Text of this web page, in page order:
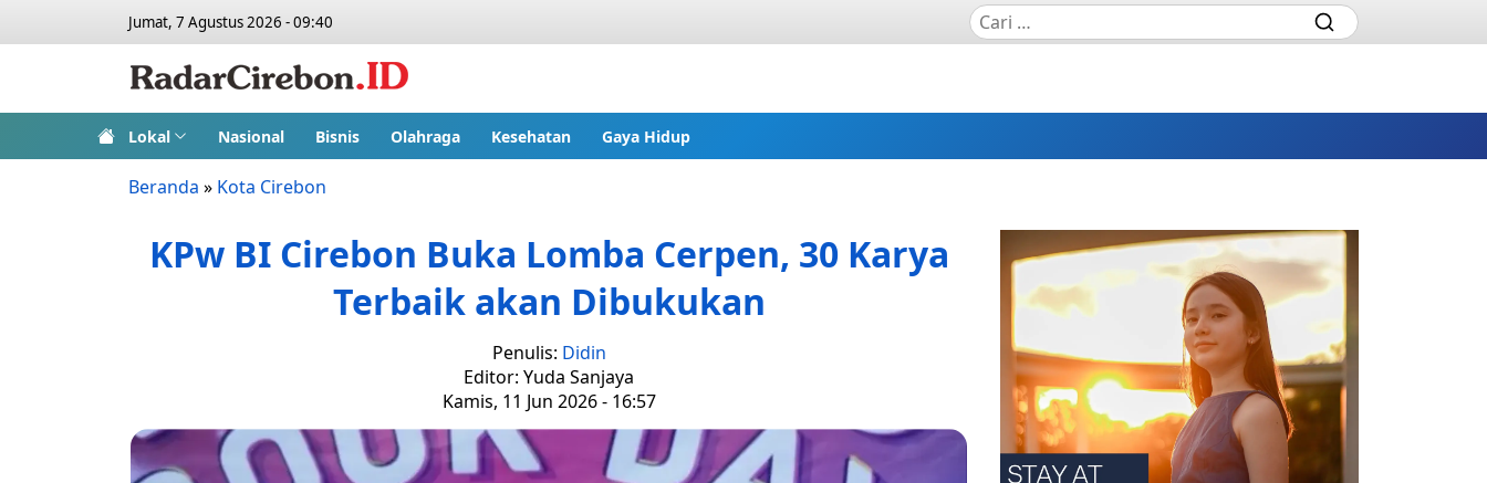
Jumat, 7 Agustus 2026 - 09:40
Lokal Nasional Bisnis Olahraga Kesehatan Gaya Hidup
Beranda » Kota Cirebon
KPw BI Cirebon Buka Lomba Cerpen, 30 Karya
Terbaik akan Dibukukan
Penulis: Didin
Editor: Yuda Sanjaya
Kamis, 11 Jun 2026 - 16:57